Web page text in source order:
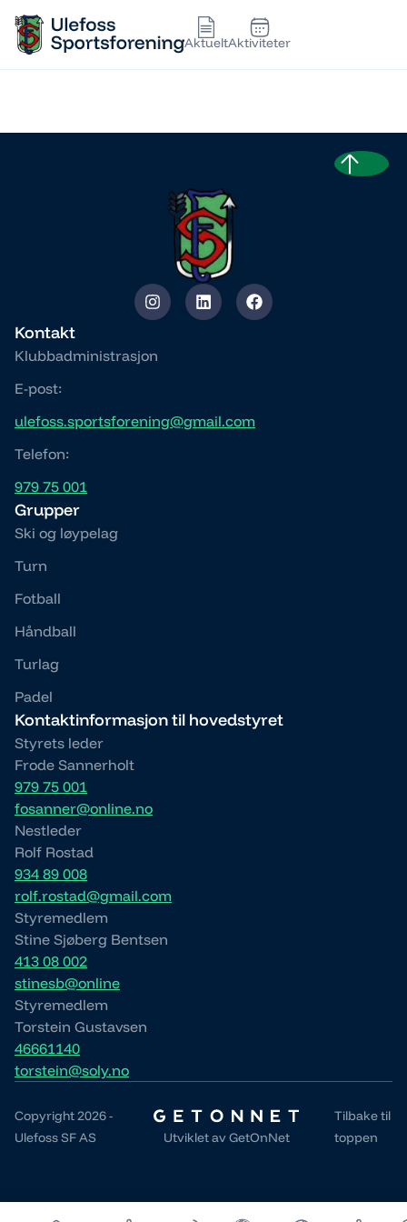
AktueltAktiviteter
Kontakt
Klubbadministrasjon
E-post:
ulefoss.sportsforening@gmail.com
Telefon:
979 75 001
Grupper
Ski og løypelag
Turn
Fotball
Håndball
Turlag
Padel
Kontaktinformasjon til hovedstyret
Styrets leder
Frode Sannerholt
979 75 001
fosanner@online.no
Nestleder
Rolf Rostad
934 89 008
rolf.rostad@gmail.com
Styremedlem
Stine Sjøberg Bentsen
413 08 002
stinesb@online
Styremedlem
Torstein Gustavsen
46661140
torstein@soly.no
Copyright 2026 -
Ulefoss SF AS
Utviklet avGetOnNet
Tilbake til
toppen